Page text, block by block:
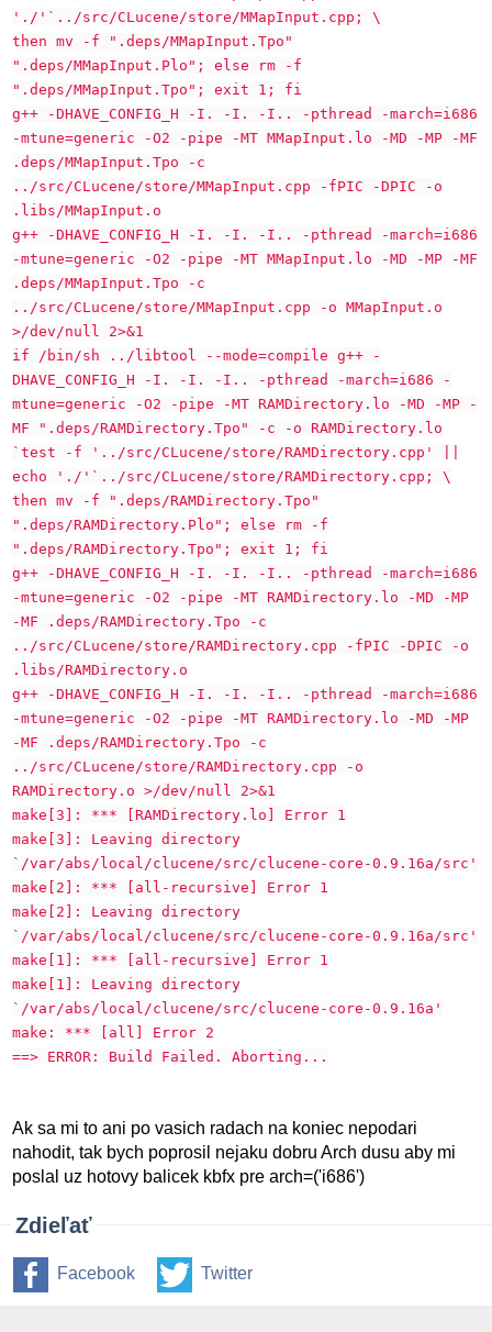
'./'`../src/CLucene/store/MMapInput.cpp; \
then mv -f ".deps/MMapInput.Tpo"
".deps/MMapInput.Plo"; else rm -f
".deps/MMapInput.Tpo"; exit 1; fi
g++ -DHAVE_CONFIG_H -I. -I. -I.. -pthread -march=i686
-mtune=generic -O2 -pipe -MT MMapInput.lo -MD -MP -MF
.deps/MMapInput.Tpo -c
../src/CLucene/store/MMapInput.cpp -fPIC -DPIC -o
.libs/MMapInput.o
g++ -DHAVE_CONFIG_H -I. -I. -I.. -pthread -march=i686
-mtune=generic -O2 -pipe -MT MMapInput.lo -MD -MP -MF
.deps/MMapInput.Tpo -c
../src/CLucene/store/MMapInput.cpp -o MMapInput.o
>/dev/null 2>&1
if /bin/sh ../libtool --mode=compile g++ -
DHAVE_CONFIG_H -I. -I. -I.. -pthread -march=i686 -
mtune=generic -O2 -pipe -MT RAMDirectory.lo -MD -MP -
MF ".deps/RAMDirectory.Tpo" -c -o RAMDirectory.lo
`test -f '../src/CLucene/store/RAMDirectory.cpp' ||
echo './'`../src/CLucene/store/RAMDirectory.cpp; \
then mv -f ".deps/RAMDirectory.Tpo"
".deps/RAMDirectory.Plo"; else rm -f
".deps/RAMDirectory.Tpo"; exit 1; fi
g++ -DHAVE_CONFIG_H -I. -I. -I.. -pthread -march=i686
-mtune=generic -O2 -pipe -MT RAMDirectory.lo -MD -MP
-MF .deps/RAMDirectory.Tpo -c
../src/CLucene/store/RAMDirectory.cpp -fPIC -DPIC -o
.libs/RAMDirectory.o
g++ -DHAVE_CONFIG_H -I. -I. -I.. -pthread -march=i686
-mtune=generic -O2 -pipe -MT RAMDirectory.lo -MD -MP
-MF .deps/RAMDirectory.Tpo -c
../src/CLucene/store/RAMDirectory.cpp -o
RAMDirectory.o >/dev/null 2>&1
make[3]: *** [RAMDirectory.lo] Error 1
make[3]: Leaving directory
`/var/abs/local/clucene/src/clucene-core-0.9.16a/src'
make[2]: *** [all-recursive] Error 1
make[2]: Leaving directory
`/var/abs/local/clucene/src/clucene-core-0.9.16a/src'
make[1]: *** [all-recursive] Error 1
make[1]: Leaving directory
`/var/abs/local/clucene/src/clucene-core-0.9.16a'
make: *** [all] Error 2
==> ERROR: Build Failed. Aborting...
Ak sa mi to ani po vasich radach na koniec nepodari
nahodit, tak bych poprosil nejaku dobru Arch dusu aby mi
poslal uz hotovy balicek kbfx pre arch=('i686')
Zdieľať
Facebook Twitter